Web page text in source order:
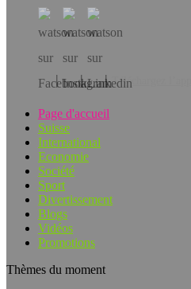
Téléchargez l’app!
Page d'accueil
Suisse
International
Economie
Société
Sport
Divertissement
Blogs
Vidéos
Promotions
Thèmes du moment